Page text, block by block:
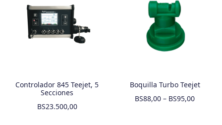
Controlador 845 Teejet, 5
Secciones
BS23.500,00
Boquilla Turbo Teejet
BS88,00 – BS95,00